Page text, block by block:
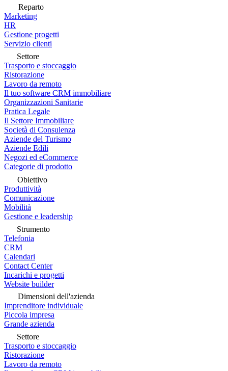
Reparto
Marketing
HR
Gestione progetti
Servizio clienti
Settore
Trasporto e stoccaggio
Ristorazione
Lavoro da remoto
Il tuo software CRM immobiliare
Organizzazioni Sanitarie
Pratica Legale
Il Settore Immobiliare
Società di Consulenza
Aziende del Turismo
Aziende Edili
Negozi ed eCommerce
Categorie di prodotto
Obiettivo
Produttività
Comunicazione
Mobilità
Gestione e leadership
Strumento
Telefonia
CRM
Calendari
Contact Center
Incarichi e progetti
Website builder
Dimensioni dell'azienda
Imprenditore individuale
Piccola impresa
Grande azienda
Settore
Trasporto e stoccaggio
Ristorazione
Lavoro da remoto